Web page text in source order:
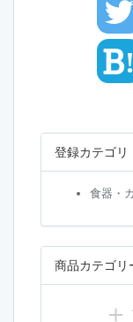
!
登録カテゴリ
食器・
商品カテゴリ